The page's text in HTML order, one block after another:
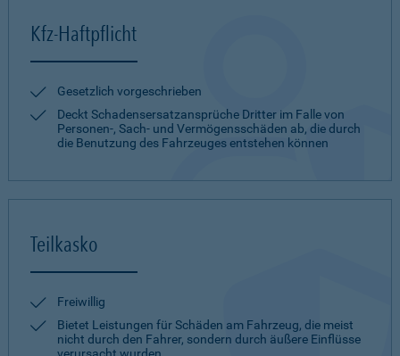
Kfz-Haftpflicht
Gesetzlich vorgeschrieben
Deckt Schadensersatzansprüche Dritter im Falle von
Personen-, Sach- und Vermögensschäden ab, die durch
die Benutzung des Fahrzeuges entstehen können
Teilkasko
Freiwillig
Bietet Leistungen für Schäden am Fahrzeug, die meist
nicht durch den Fahrer, sondern durch äußere Einflüsse